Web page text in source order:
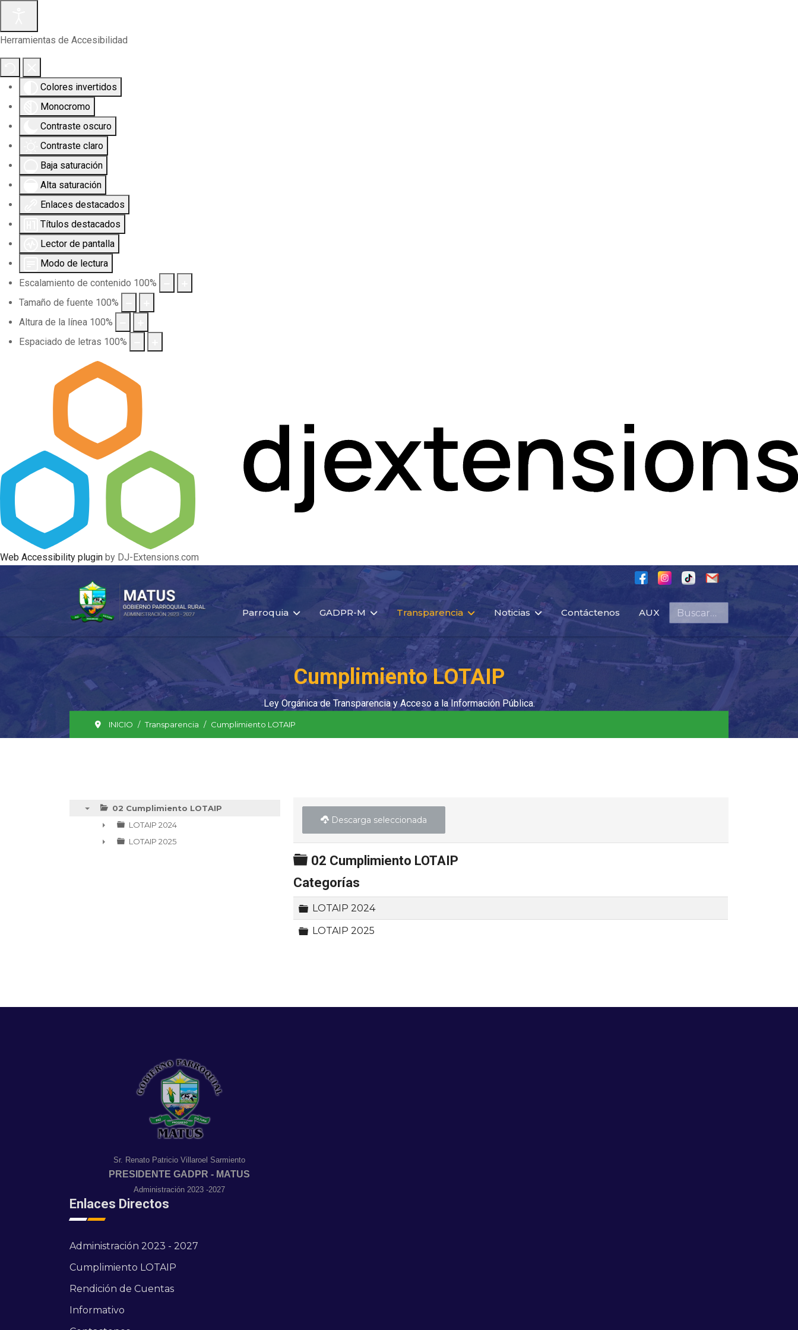
Herramientas de Accesibilidad
Colores invertidos
Monocromo
Contraste oscuro
Contraste claro
Baja saturación
Alta saturación
Enlaces destacados
Títulos destacados
Lector de pantalla
Modo de lectura
Escalamiento de contenido 100%
Tamaño de fuente 100%
Altura de la línea 100%
Espaciado de letras 100%
Web Accessibility plugin by DJ-Extensions.com
Parroquia GADPR-M Transparencia Noticias Contáctenos AUX Buscar
Cumplimiento LOTAIP
Ley Orgánica de Transparencia y Acceso a la Información Pública.
INICIO Transparencia Cumplimiento LOTAIP
02 Cumplimiento LOTAIP
►
LOTAIP 2024
LOTAIP 2025
Descarga seleccionada
Carpeta
02 Cumplimiento LOTAIP
Categorías
Carpeta
LOTAIP 2024
Carpeta
LOTAIP 2025
Sr. Renato Patricio Villaroel Sarmiento
PRESIDENTE GADPR - MATUS
Administración 2023 -2027
Enlaces Directos
Administración 2023 - 2027
Cumplimiento LOTAIP
Rendición de Cuentas
Informativo